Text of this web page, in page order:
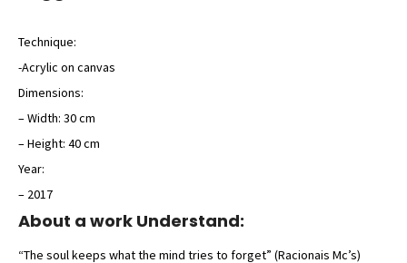
Technique:
-Acrylic on canvas
Dimensions:
– Width: 30 cm
– Height: 40 cm
Year:
– 2017
About a work Understand:
“The soul keeps what the mind tries to forget” (Racionais Mc’s)